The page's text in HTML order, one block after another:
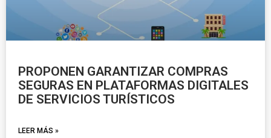
PROPONEN GARANTIZAR COMPRAS
SEGURAS EN PLATAFORMAS DIGITALES
DE SERVICIOS TURÍSTICOS
LEER MÁS »